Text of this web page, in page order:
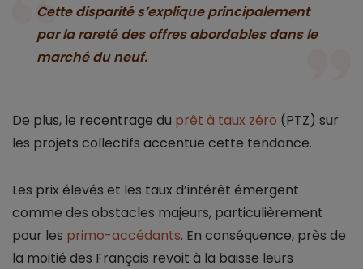
Cette disparité s’explique principalement
par la rareté des offres abordables dans le
marché du neuf.
De plus, le recentrage du prêt à taux zéro (PTZ) sur
les projets collectifs accentue cette tendance.
Les prix élevés et les taux d’intérêt émergent
comme des obstacles majeurs, particulièrement
pour les primo-accédants. En conséquence, près de
la moitié des Français revoit à la baisse leurs